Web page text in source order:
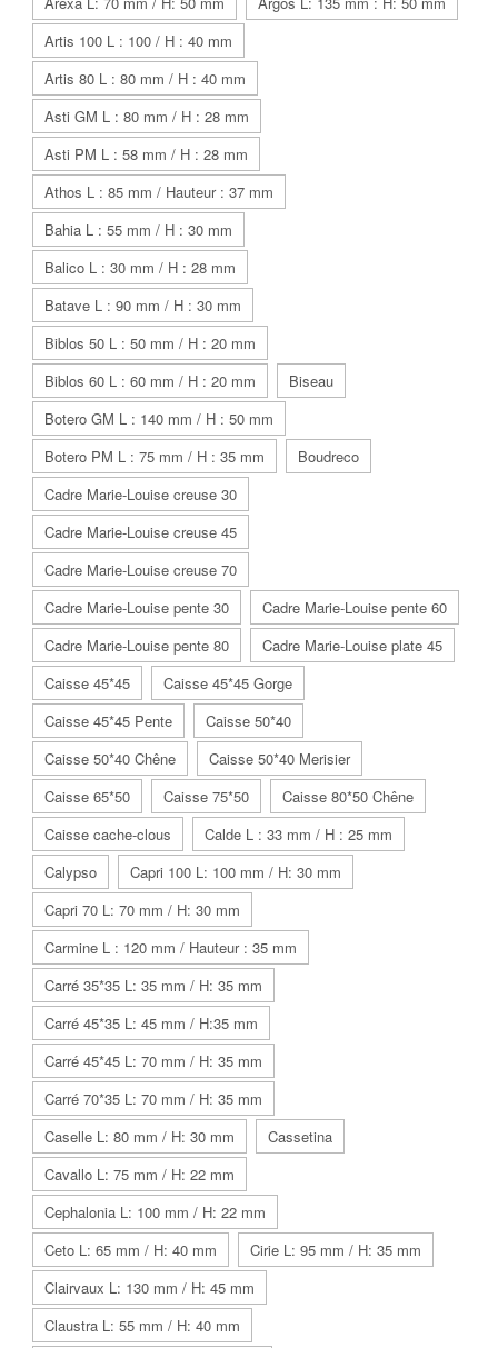
Artis 100 L : 100 / H : 40 mm
Artis 80 L : 80 mm / H : 40 mm
Asti GM L : 80 mm / H : 28 mm
Asti PM L : 58 mm / H : 28 mm
Athos L : 85 mm / Hauteur : 37 mm
Bahia L : 55 mm / H : 30 mm
Balico L : 30 mm / H : 28 mm
Batave L : 90 mm / H : 30 mm
Biblos 50 L : 50 mm / H : 20 mm
Biblos 60 L : 60 mm / H : 20 mm
Biseau
Botero GM L : 140 mm / H : 50 mm
Botero PM L : 75 mm / H : 35 mm
Boudreco
Cadre Marie-Louise creuse 30
Cadre Marie-Louise creuse 45
Cadre Marie-Louise creuse 70
Cadre Marie-Louise pente 30
Cadre Marie-Louise pente 60
Cadre Marie-Louise pente 80
Cadre Marie-Louise plate 45
Caisse 45*45
Caisse 45*45 Gorge
Caisse 45*45 Pente
Caisse 50*40
Caisse 50*40 Chêne
Caisse 50*40 Merisier
Caisse 65*50
Caisse 75*50
Caisse 80*50 Chêne
Caisse cache-clous
Calde L : 33 mm / H : 25 mm
Calypso
Capri 100 L: 100 mm / H: 30 mm
Capri 70 L: 70 mm / H: 30 mm
Carmine L : 120 mm / Hauteur : 35 mm
Carré 35*35 L: 35 mm / H: 35 mm
Carré 45*35 L: 45 mm / H:35 mm
Carré 45*45 L: 70 mm / H: 35 mm
Carré 70*35 L: 70 mm / H: 35 mm
Caselle L: 80 mm / H: 30 mm
Cassetina
Cavallo L: 75 mm / H: 22 mm
Cephalonia L: 100 mm / H: 22 mm
Ceto L: 65 mm / H: 40 mm
Cirie L: 95 mm / H: 35 mm
Clairvaux L: 130 mm / H: 45 mm
Claustra L: 55 mm / H: 40 mm